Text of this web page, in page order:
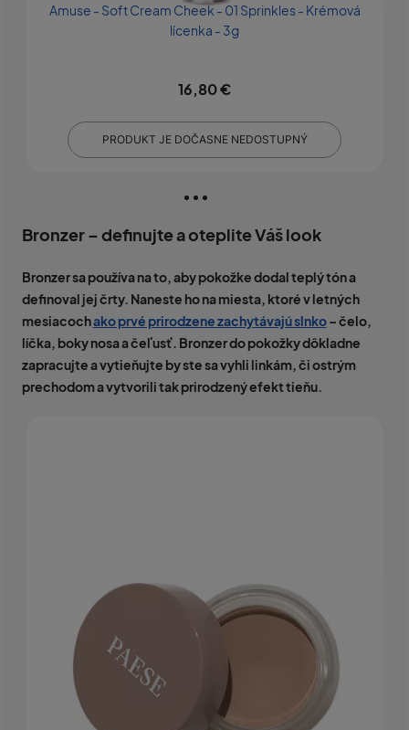
Amuse - Soft Cream Cheek - 01 Sprinkles - Krémová
lícenka - 3g
16,80 €
PRODUKT JE DOČASNE NEDOSTUPNÝ
Bronzer – definujte a oteplite Váš look
Bronzer sa používa na to, aby pokožke dodal teplý tón a
definoval jej črty. Naneste ho na miesta, ktoré v letných
mesiacochako prvé prirodzene zachytávajú slnko– čelo,
líčka, boky nosa a čeľusť. Bronzer do pokožky dôkladne
zapracujte a vytieňujte by ste sa vyhli linkám, či ostrým
prechodom a vytvorili tak prirodzený efekt tieňu.